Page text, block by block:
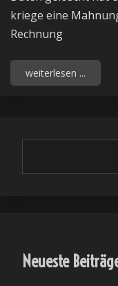
kriege eine
Rechnung
weiterlesen ...
Neueste